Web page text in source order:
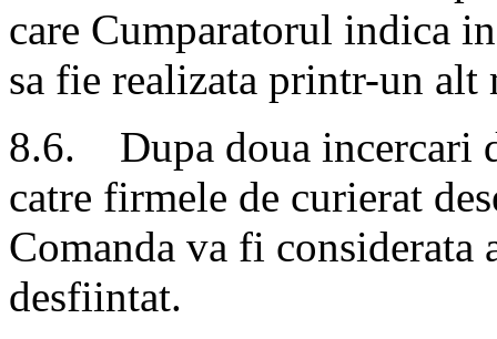
care Cumparatorul indica
sa fie realizata printr-un
8.6. Dupa doua incercari
catre firmele de curierat
Comanda va fi
desfiintat.